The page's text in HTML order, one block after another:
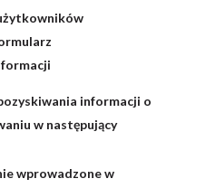
informacji o
w następujący
wprowadzone w